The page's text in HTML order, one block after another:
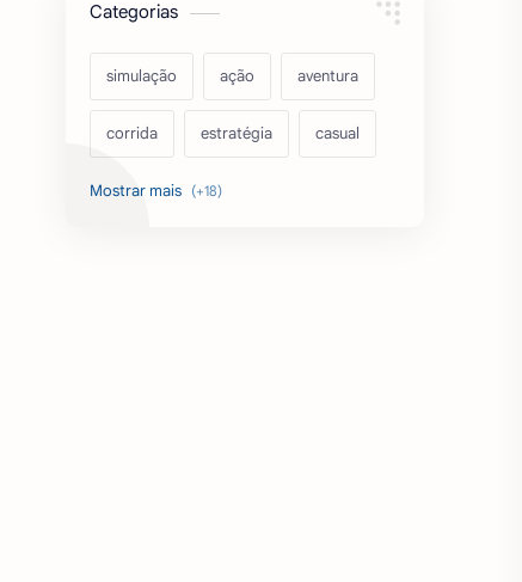
Categorias
simulação ação aventura
corrida estratégia casual
acarde esportes